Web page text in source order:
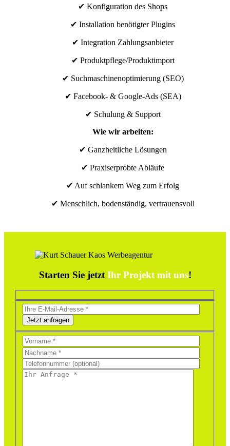
✔ Konfiguration des Shops
✔ Installation benötigter Plugins
✔ Integration Zahlungsanbieter
✔ Produktpflege/Produktimport
✔ Suchmaschinenoptimierung (SEO)
✔ Facebook- & Google-Ads (SEA)
✔ Schulung & Support
Wie wir arbeiten:
✔ Ganzheitliche Lösungen
✔ Praxiserprobte Abläufe
✔ Auf schlankem Weg zum Erfolg
✔ Menschlich, bodenständig, vertrauensvoll
Starten Sie jetzt Ihr Projekt mit uns!
Jetzt anfragen
Bitte
lasse
dieses
Feld